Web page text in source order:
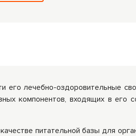
его лечебно-оздоровительные
компонентов, входящих в его
питательной базы для